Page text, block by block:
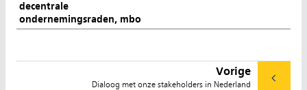
decentrale
ondernemingsraden, mbo
Vorige
Dialoog met onze stakeholders in Nederland